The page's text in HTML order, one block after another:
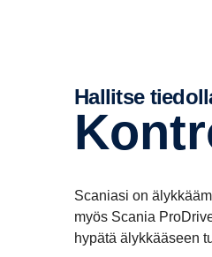
Hallitse
Scaniasi on
myös Scania
hypätä älykkääseen